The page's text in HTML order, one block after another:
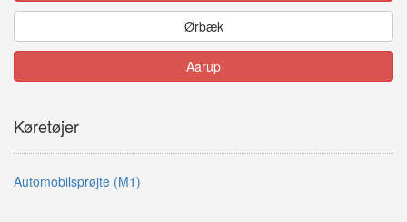
Ørbæk
Aarup
Køretøjer
Automobilsprøjte (M1)